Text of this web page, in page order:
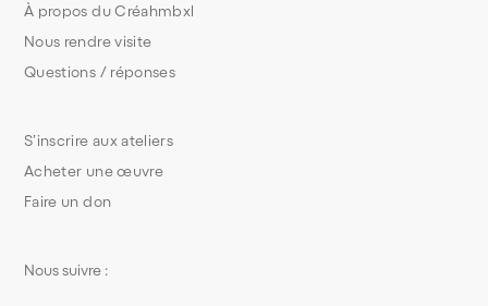
S’inscrire aux ateliers
Acheter une œuvre
Faire un don
À propos du Créahmbxl
Nous rendre visite
Questions / réponses
Nous suivre :